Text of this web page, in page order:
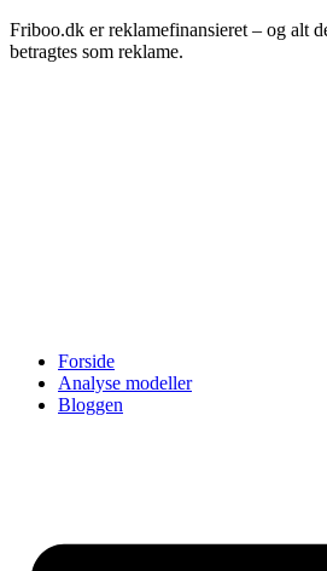
Friboo.dk er reklamefinansieret – og alt
betragtes som reklame.
Forside
Analyse modeller
Bloggen